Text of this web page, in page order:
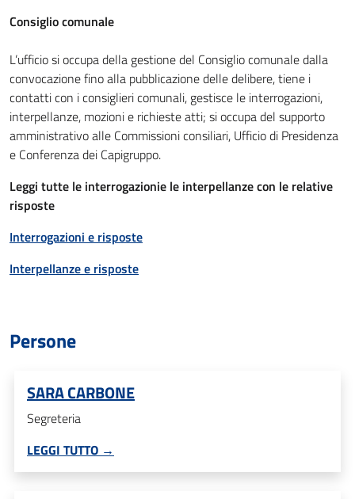
Consiglio comunale
L’ufficio si occupa della gestione del Consiglio comunale dalla
convocazione fino alla pubblicazione delle delibere, tiene i
contatti con i consiglieri comunali, gestisce le interrogazioni,
interpellanze, mozioni e richieste atti; si occupa del supporto
amministrativo alle Commissioni consiliari, Ufficio di Presidenza
e Conferenza dei Capigruppo.
Leggi tutte le interrogazionie le interpellanze con le relative
risposte
Interrogazioni e risposte
Interpellanze e risposte
Persone
SARA CARBONE
Segreteria
LEGGI TUTTO →